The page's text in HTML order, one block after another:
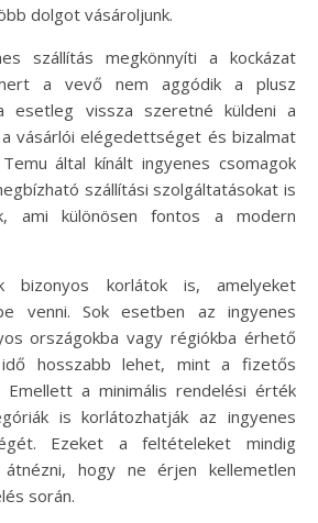
dolgot vásároljunk.
szállítás megkönnyíti a kockázat
a vevő nem aggódik a plusz
esetleg vissza szeretné küldeni a
vásárlói elégedettséget és bizalmat
által kínált ingyenes csomagok
szállítási szolgáltatásokat is
ami különösen fontos a modern
bizonyos korlátok is, amelyeket
venni. Sok esetben az ingyenes
országokba vagy régiókba érhető
hosszabb lehet, mint a fizetős
Emellett a minimális rendelési érték
is korlátozhatják az ingyenes
Ezeket a feltételeket mindig
átnézni, hogy ne érjen kellemetlen
során.